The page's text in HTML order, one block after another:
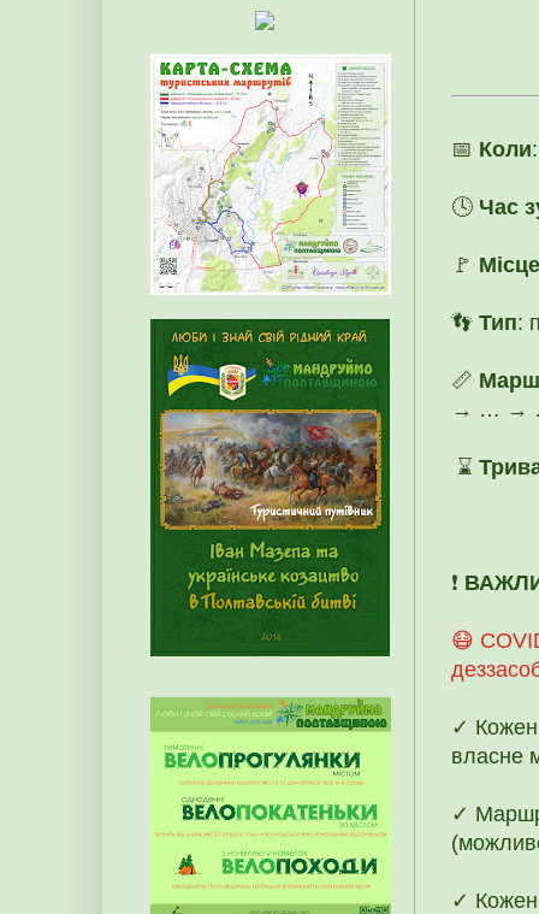
📅 Коли
🕓 Час
🚩
👣 Тип:
📏
→ … →
⌛
❗️
😷
✓ Кожен
власне
✓
✓ Кожен